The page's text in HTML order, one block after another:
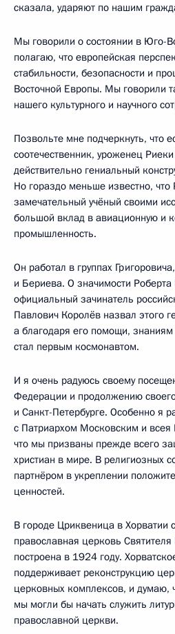
сказала, ударяют по нашим
Мы говорили о состоянии в Юго-
полагаю, что европейская
стабильности, безопасности и
Восточной Европы. Мы говорили
нашего культурного и научного
Позвольте мне подчеркнуть, что
соотечественник, уроженец
действительно гениальный
Но гораздо меньше известно, что
замечательный учёный своими
большой вклад в авиационную и
промышленность.
Он работал в группах
и Бериева. О значимости Роберта
официальный зачинатель
Павлович Королёв назвал этого
а благодаря его помощи,
стал первым космонавтом.
И я очень радуюсь своему
Федерации и продолжению
и Санкт-Петербурге. Особенно я
с Патриархом Московским и всея
что мы призваны прежде всего
христиан в мире. В религиозных
партнёром в укреплении
ценностей.
В городе Цриквеница в Хорватии
православная церковь
построена в 1924 году.
поддерживает реконструкцию
церковных комплексов, и думаю,
мы могли бы начать служить
православной церкви.